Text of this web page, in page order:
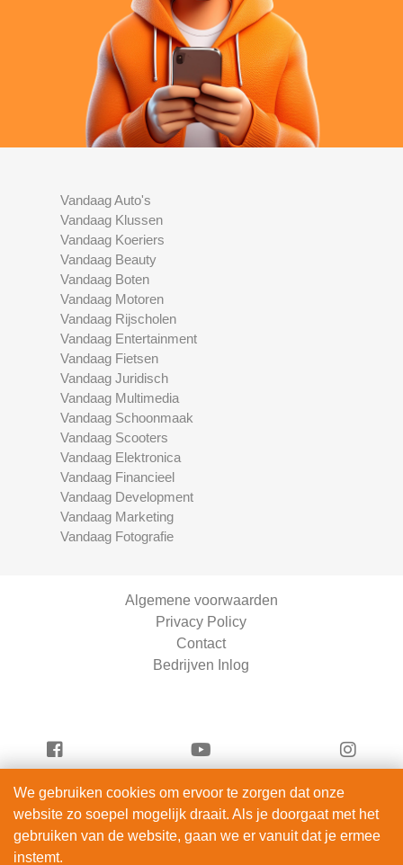
Vandaag Auto's
Vandaag Klussen
Vandaag Koeriers
Vandaag Beauty
Vandaag Boten
Vandaag Motoren
Vandaag Rijscholen
Vandaag Entertainment
Vandaag Fietsen
Vandaag Juridisch
Vandaag Multimedia
Vandaag Schoonmaak
Vandaag Scooters
Vandaag Elektronica
Vandaag Financieel
Vandaag Development
Vandaag Marketing
Vandaag Fotografie
Algemene voorwaarden
Privacy Policy
Contact
Bedrijven Inlog
Vandaag Fietsen is onderdeel van
ServiceRight B.V. | KVK 90914872
We gebruiken cookies om ervoor te zorgen dat onze
website zo soepel mogelijk draait. Als je doorgaat met het
gebruiken van de website, gaan we er vanuit dat je ermee
instemt.